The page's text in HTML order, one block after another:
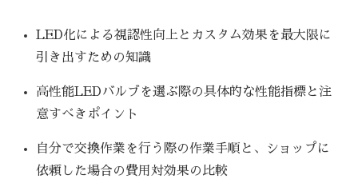
LED化による視認性向上とカスタム効果を最大限に
引き出すための知識
高性能LEDバルブを選ぶ際の具体的な性能指標と注
意すべきポイント
自分で交換作業を行う際の作業手順と、ショップに
依頼した場合の費用対効果の比較